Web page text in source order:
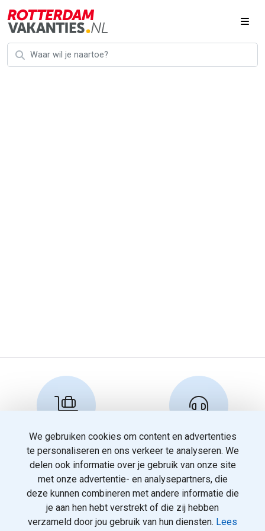
Reserveren en info
info@travelnoord.nl
Klantenservice
088 - 058 05 00
We gebruiken cookies om content en advertenties
te personaliseren en ons verkeer te analyseren. We
delen ook informatie over je gebruik van onze site
met onze advertentie- en analysepartners, die
deze kunnen combineren met andere informatie die
je aan hen hebt verstrekt of die zij hebben
verzameld door jou gebruik van hun diensten. Lees